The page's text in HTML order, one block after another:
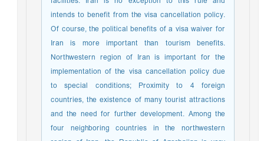
intends to benefit from the visa cancellation policy.
Of course, the political benefits of a visa waiver for
Iran is more important than tourism benefits.
Northwestern region of Iran is important for the
implementation of the visa cancellation policy due
to special conditions; Proximity to 4 foreign
countries, the existence of many tourist attractions
and the need for further development. Among the
four neighboring countries in the northwestern